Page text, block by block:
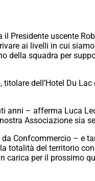
Presidente uscente
ai livelli in cui
della squadra per
dell’Hotel Du Lac
anni – afferma Luca
Associazione sia
Confcommercio – e
totalità del territorio
carica per il prossimo